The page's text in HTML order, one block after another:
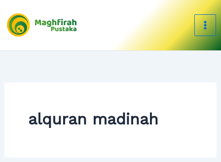
content
alquran madinah